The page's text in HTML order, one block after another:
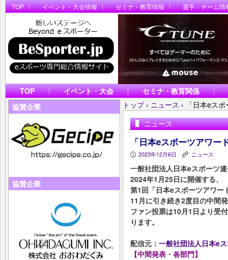
TOP イベント・大会情報 セミナ・教育情報 選手・チーム情
TOP イベント・大会
セミナ・教育関係
協賛企業
協賛企業
トップ › ニュース ›
「日本eス
ニュース
「日本eスポーツアワ
P 2023年12月6日 K ニュース
一般社団法人日本eスポーツ
2024年1月25日に開催する、
第1回「日本eスポーツアワー
11月に引き続き2度目の中間
ファン投票は10月1日より受
ります。
配信元： 一般社団法人日本e
【中間発表・各部門】